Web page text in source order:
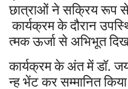
छात्राओंनेसक्रियरूप
कार्यक्रमकेदौरान
त्मकऊर्जासेअभिभूत
कार्यक्रमकेअंतमेंडॉ.
न्हभेंटकरसम्मानित